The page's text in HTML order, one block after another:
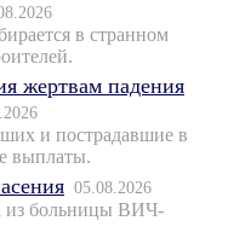
в странном
жертвам падения
и пострадавшие в
выплаты.
05.08.2026
из больницы ВИЧ-